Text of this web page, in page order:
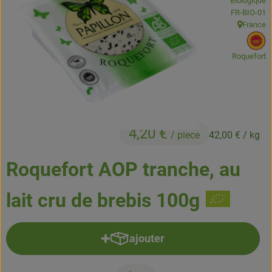
Accessoires et divers
Cosmétique et hygiène
Roquefort AOP tranche, au
lait cru de brebis 100g
4,20 € / piece 42,00 € / kg
, Autorité
FR-BIO-01
, Origine:
France
,
Roquefort
ajouter
Ajouter le produit au panier